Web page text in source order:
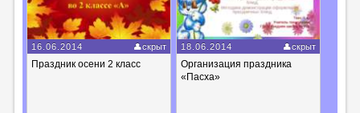
16.06.2014 скрыт
Праздник осени 2 класс
18.06.2014 скрыт
Организация праздника
«Пасха»